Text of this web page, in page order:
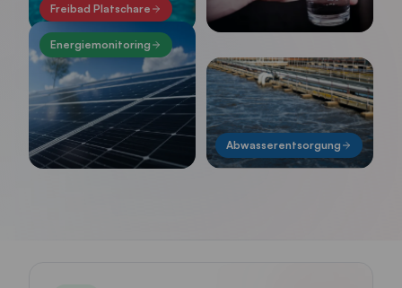
Freibad Platschare
Energiemonitoring
Abwasserentsorgung